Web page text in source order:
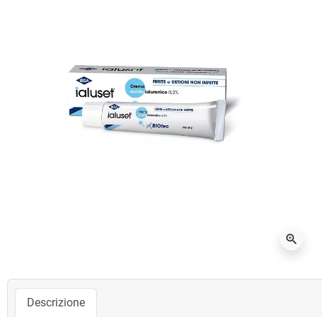
zoom_in
Descrizione